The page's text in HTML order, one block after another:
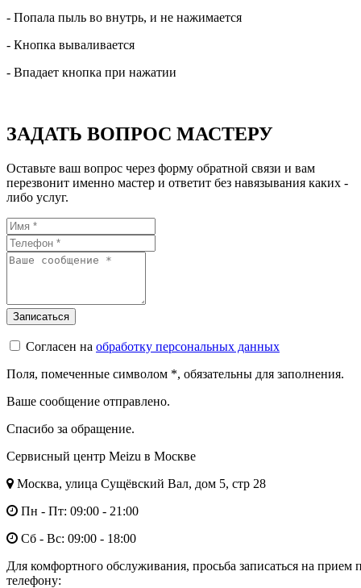
- Попала пыль во внутрь, и не нажимается
- Кнопка вываливается
- Впадает кнопка при нажатии
ЗАДАТЬ ВОПРОС МАСТЕРУ
Оставьте ваш вопрос через форму обратной связи и вам
перезвонит именно мастер и ответит без навязывания каких -
либо услуг.
Согласен на обработку персональных данных
Поля, помеченные символом *, обязательны для заполнения.
Ваше сообщение отправлено.
Спасибо за обращение.
Сервисный центр Meizu в Москве
Москва, улица Сущёвский Вал, дом 5, стр 28
Пн - Пт: 09:00 - 21:00
Сб - Вс: 09:00 - 18:00
Для комфортного обслуживания, просьба записаться на прием
телефону: